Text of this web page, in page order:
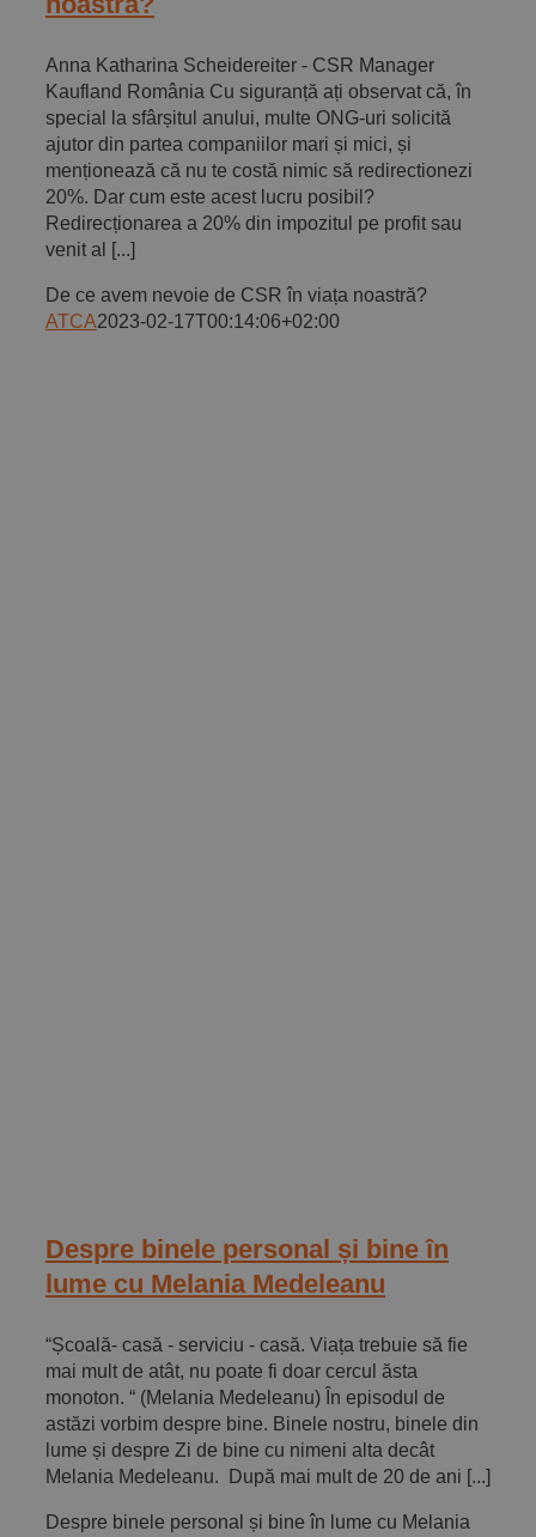
Anna Katharina Scheidereiter - CSR Manager
Kaufland România Cu siguranță ați observat că, în
special la sfârșitul anului, multe ONG-uri solicită
ajutor din partea companiilor mari și mici, și
menționează că nu te costă nimic să redirectionezi
20%. Dar cum este acest lucru posibil?
Redirecționarea a 20% din impozitul pe profit sau
venit al [...]
De ce avem nevoie de CSR în viața noastră?
ATCA2023-02-17T00:14:06+02:00
Despre binele personal și bine în
lume cu Melania Medeleanu
“Școală- casă - serviciu - casă. Viața trebuie să fie
mai mult de atât, nu poate fi doar cercul ăsta
monoton. “ (Melania Medeleanu) În episodul de
astăzi vorbim despre bine. Binele nostru, binele din
lume și despre Zi de bine cu nimeni alta decât
Melania Medeleanu. După mai mult de 20 de ani [...]
Despre binele personal și bine în lume cu Melania